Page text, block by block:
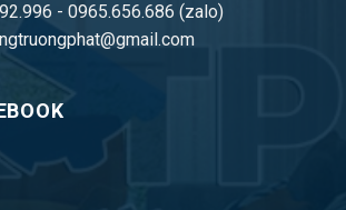
- 0965.656.686 (zalo)